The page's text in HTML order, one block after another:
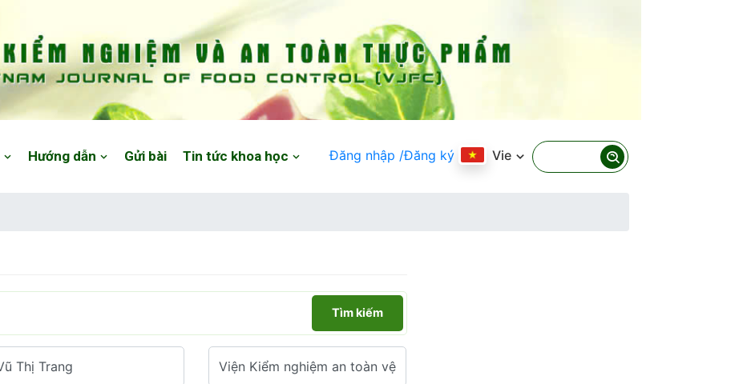
Hướng dẫn Gửi bài Tin tức khoa học Đăng nhập /Đăng ký Vie
Tìm kiếm